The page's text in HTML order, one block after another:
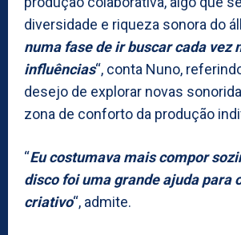
diversidade e riqueza sonora do
numa fase de ir buscar cada vez
influências“, conta Nuno,
desejo de explorar novas
zona de conforto da produção
“Eu costumava mais compor
disco foi uma grande ajuda para
criativo“, admite.